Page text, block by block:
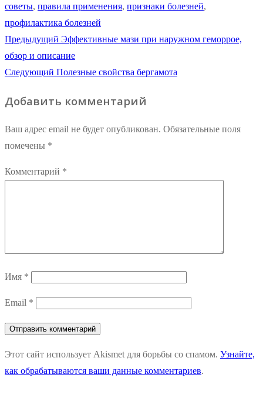
советы, правила применения, признаки болезней,
профилактика болезней
Навигация
по
записям
Предыдущий Предыдущая
запись:
Эффективные мази при наружном геморрое,
обзор и описание
Следующий Следующая
Полезные свойства бергамота
Добавить комментарий
Ваш адрес email не будет опубликован. Обязательные поля
помечены *
Комментарий *
Имя *
Email *
Этот сайт использует Akismet для борьбы со спамом. Узнайте,
как обрабатываются ваши данные комментариев.